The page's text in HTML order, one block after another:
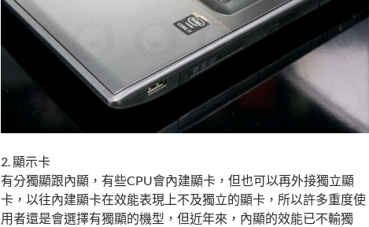
2. 顯示卡
有分獨顯跟內顯，有些CPU會內建顯卡，但也可以再外接獨立顯
卡，以往內建顯卡在效能表現上不及獨立的顯卡，所以許多重度使
用者還是會選擇有獨顯的機型，但近年來，內顯的效能已不輸獨